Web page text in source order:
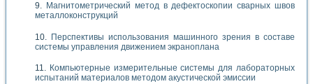
Магнитометрический метод в дефектоскопии сварных швов
металлоконструкций
Перспективы использования машинного зрения в составе
системы управления движением экраноплана
Компьютерные измерительные системы для лабораторных
испытаний материалов методом акустической эмиссии